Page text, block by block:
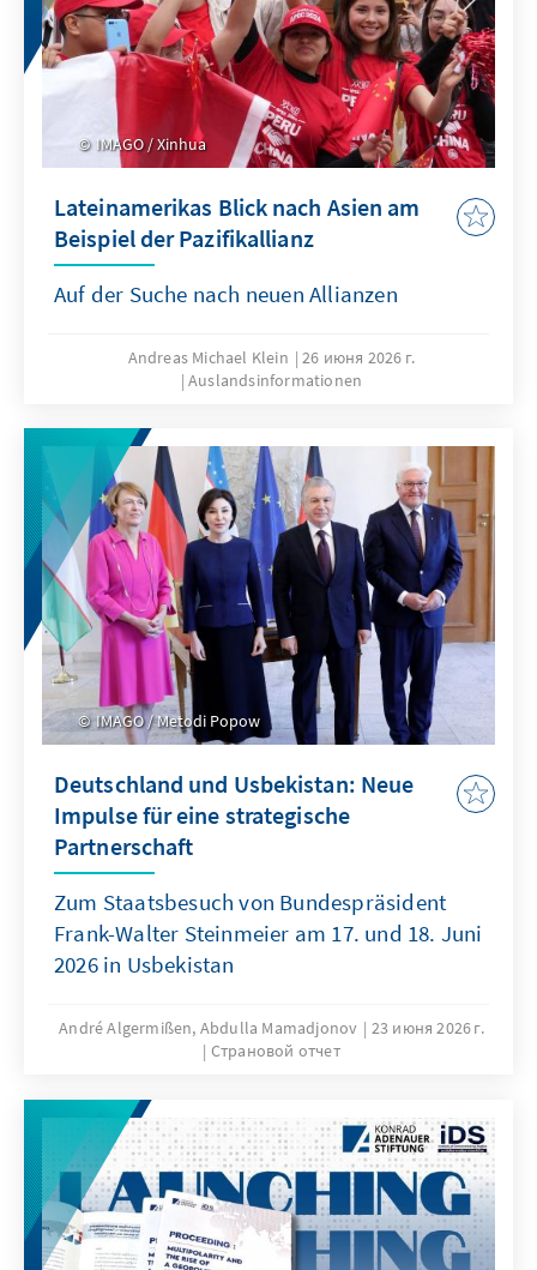
IMAGO / Xinhua
Lateinamerikas Blick nach Asien am
Beispiel der Pazifikallianz
Auf der Suche nach neuen Allianzen
Andreas Michael Klein
26 июня 2026 г.
Auslandsinformationen
IMAGO / Metodi Popow
Deutschland und Usbekistan: Neue
Impulse für eine strategische
Partnerschaft
Zum Staatsbesuch von Bundespräsident
Frank-Walter Steinmeier am 17. und 18. Juni
2026 in Usbekistan
André Algermißen, Abdulla Mamadjonov
23 июня 2026 г.
Страновой отчет